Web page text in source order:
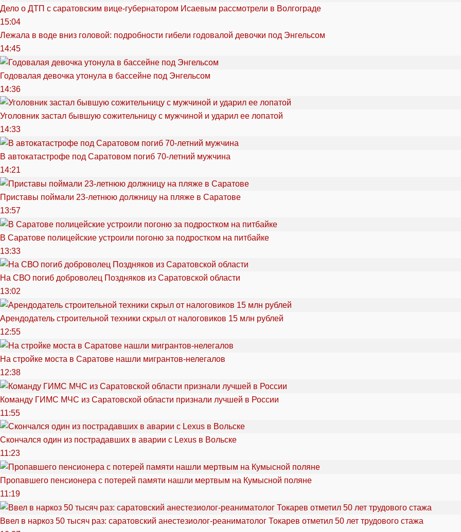
Дело о ДТП с саратовским вице-губернатором Исаевым рассмотрели в Волгограде
15:04
Лежала в воде вниз головой: подробности гибели годовалой девочки под Энгельсом
14:45
Годовалая девочка утонула в бассейне под Энгельсом
14:36
Уголовник застал бывшую сожительницу с мужчиной и ударил ее лопатой
14:33
В автокатастрофе под Саратовом погиб 70-летний мужчина
14:21
Приставы поймали 23-летнюю должницу на пляже в Саратове
13:57
В Саратове полицейские устроили погоню за подростком на питбайке
13:33
На СВО погиб доброволец Поздняков из Саратовской области
13:02
Арендодатель строительной техники скрыл от налоговиков 15 млн рублей
12:55
На стройке моста в Саратове нашли мигрантов-нелегалов
12:38
Команду ГИМС МЧС из Саратовской области признали лучшей в России
11:55
Скончался один из пострадавших в аварии c Lexus в Вольске
11:23
Пропавшего пенсионера с потерей памяти нашли мертвым на Кумысной поляне
11:19
Ввел в наркоз 50 тысяч раз: саратовский анестезиолог-реаниматолог Токарев отметил 50 лет трудового стажа